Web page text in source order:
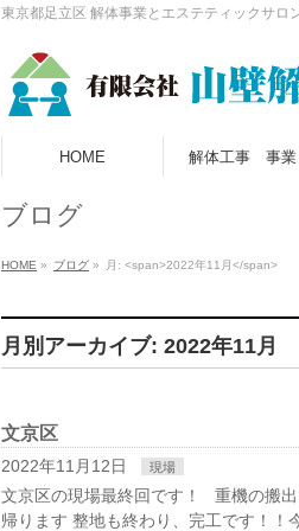
東京都足立区 解体事業とエステティックサロ
HOME 解体工事 事業
ブログ
HOME » ブログ » 月: <span>2022年11月</span>
月別アーカイブ: 2022年11月
文京区
2022年11月12日 現場
文京区の現場最終回です！ 重機の搬
帰ります 整地も終わり、完工です！！